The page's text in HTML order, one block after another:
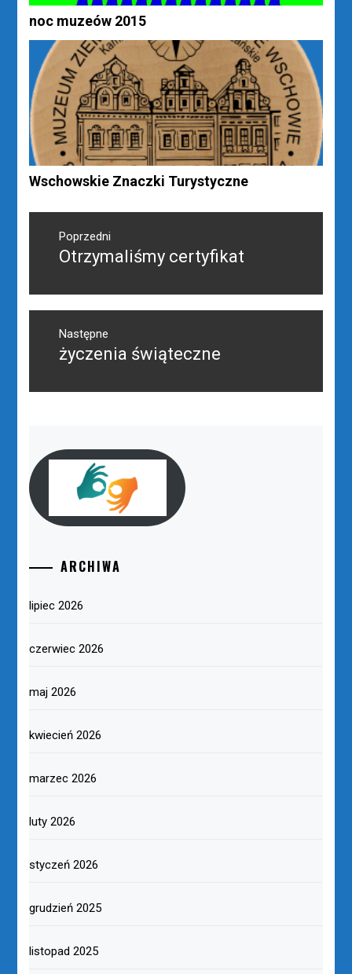
noc muzeów 2015
Wschowskie Znaczki Turystyczne
Nawigacja
wpisuPoprzedni
Poprzedni
Otrzymaliśmy certyfikat
Następne
Następny
życzenia świąteczne
ARCHIWA
lipiec 2026
czerwiec 2026
maj 2026
kwiecień 2026
marzec 2026
luty 2026
styczeń 2026
grudzień 2025
listopad 2025